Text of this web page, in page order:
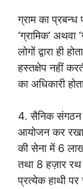
ग्राम का प्रबन्ध
‘ग्रामिक’ अथवा
लोगों द्वारा ही
हस्तक्षेप नहीं
का अधिकारी
4. सैनिक संगठन
आयोजन कर रखा
की सेना में 6
तथा 8 हज़ार
प्रत्येक हाथी